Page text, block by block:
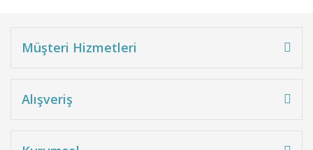
Müşteri Hizmetleri
Alışveriş